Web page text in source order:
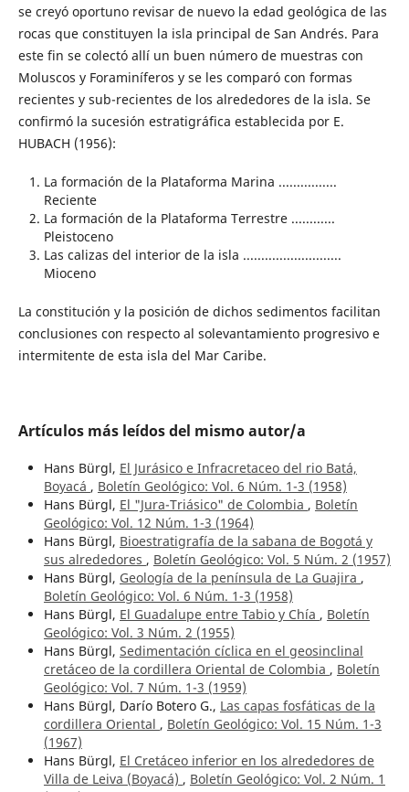
se creyó oportuno revisar de nuevo la edad geológica de las
rocas que constituyen la isla principal de San Andrés. Para
este fin se colectó allí un buen número de muestras con
Moluscos y Foraminíferos y se les comparó con formas
recientes y sub-recientes de los alrededores de la isla. Se
confirmó la sucesión estratigráfica establecida por E.
HUBACH (1956):
La formación de la Plataforma Marina ................
Reciente
La formación de la Plataforma Terrestre ............
Pleistoceno
Las calizas del interior de la isla ...........................
Mioceno
La constitución y la posición de dichos sedimentos facilitan
conclusiones con respecto al solevantamiento progresivo e
intermitente de esta isla del Mar Caribe.
Artículos más leídos del mismo autor/a
Hans Bürgl, El Jurásico e Infracretaceo del rio Batá,
Boyacá , Boletín Geológico: Vol. 6 Núm. 1-3 (1958)
Hans Bürgl, El "Jura-Triásico" de Colombia , Boletín
Geológico: Vol. 12 Núm. 1-3 (1964)
Hans Bürgl, Bioestratigrafía de la sabana de Bogotá y
sus alrededores , Boletín Geológico: Vol. 5 Núm. 2 (1957)
Hans Bürgl, Geología de la península de La Guajira ,
Boletín Geológico: Vol. 6 Núm. 1-3 (1958)
Hans Bürgl, El Guadalupe entre Tabio y Chía , Boletín
Geológico: Vol. 3 Núm. 2 (1955)
Hans Bürgl, Sedimentación cíclica en el geosinclinal
cretáceo de la cordillera Oriental de Colombia , Boletín
Geológico: Vol. 7 Núm. 1-3 (1959)
Hans Bürgl, Darío Botero G., Las capas fosfáticas de la
cordillera Oriental , Boletín Geológico: Vol. 15 Núm. 1-3
(1967)
Hans Bürgl, El Cretáceo inferior en los alrededores de
Villa de Leiva (Boyacá) , Boletín Geológico: Vol. 2 Núm. 1